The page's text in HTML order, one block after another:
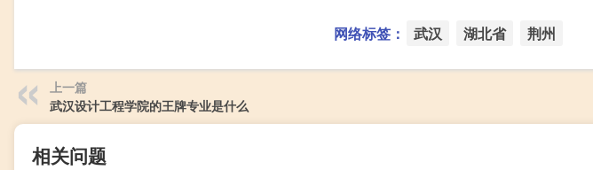
网络标签： 武汉 湖北省 荆州
上一篇
武汉设计工程学院的王牌专业是什么
相关问题